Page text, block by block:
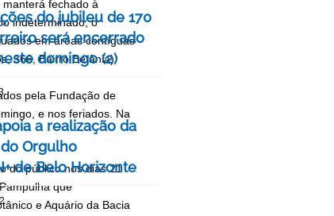
fechado à
indeterminado, o
em áreas contíguas
366, Bairro Betânia)
pela Fundação de
e nos feriados. Na
do público nos dias 21
que
e Aquário da Bacia
do jubileu de 170
será encerrado
domingo (2)
a realização da
Orgulho
de Belo Horizonte